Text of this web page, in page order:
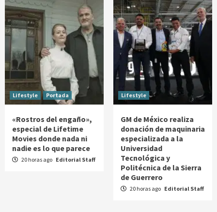
Lifestyle Portada
«Rostros del engaño»,
especial de Lifetime
Movies donde nada ni
nadie es lo que parece
20 horas ago Editorial Staff
Lifestyle
GM de México realiza
donación de maquinaria
especializada a la
Universidad
Tecnológica y
Politécnica de la Sierra
de Guerrero
20 horas ago Editorial Staff